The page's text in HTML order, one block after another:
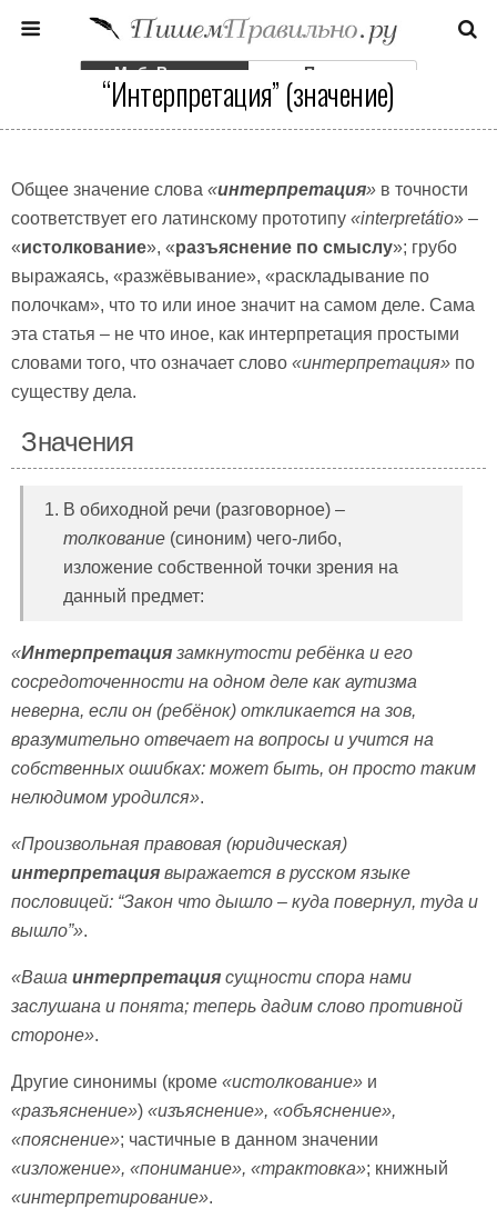
Моб. Версия Полная
“Интерпретация” (значение)
Общее значение слова «интерпретация» в точности
соответствует его латинскому прототипу «interpretátio» –
«истолкование», «разъяснение по смыслу»; грубо
выражаясь, «разжёвывание», «раскладывание по
полочкам», что то или иное значит на самом деле. Сама
эта статья – не что иное, как интерпретация простыми
словами того, что означает слово «интерпретация» по
существу дела.
Значения
В обиходной речи (разговорное) –
толкование(синоним) чего-либо,
изложение собственной точки зрения на
данный предмет:
«Интерпретация замкнутости ребёнка и его
сосредоточенности на одном деле как аутизма
неверна, если он (ребёнок) откликается на зов,
вразумительно отвечает на вопросы и учится на
собственных ошибках: может быть, он просто таким
нелюдимом уродился».
«Произвольная правовая (юридическая)
интерпретация выражается в русском языке
пословицей: “Закон что дышло – куда повернул, туда и
вышло”».
«Ваша интерпретация сущности спора нами
заслушана и понята; теперь дадим слово противной
стороне».
Другие синонимы (кроме «истолкование» и
«разъяснение») «изъяснение», «объяснение»,
«пояснение»; частичные в данном значении
«изложение», «понимание», «трактовка»; книжный
«интерпретирование».